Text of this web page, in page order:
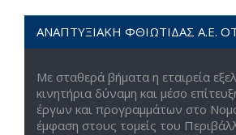
ΑΝΑΠΤΥΞΙΑΚΗ ΦΘΙΩΤΙΔΑΣ Α.Ε.
Με σταθερά βήματα η εταιρεία
κινητήρια δύναμη και μέσο
έργων και προγραμμάτων στο
έμφαση στους τομείς του